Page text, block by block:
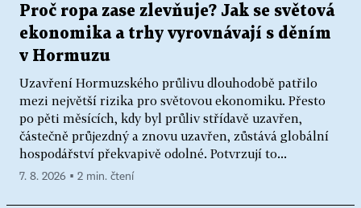
Proč ropa zase zlevňuje? Jak se světová
ekonomika a trhy vyrovnávají s děním
v Hormuzu
Uzavření Hormuzského průlivu dlouhodobě patřilo
mezi největší rizika pro světovou ekonomiku. Přesto
po pěti měsících, kdy byl průliv střídavě uzavřen,
částečně průjezdný a znovu uzavřen, zůstává globální
hospodářství překvapivě odolné. Potvrzují to...
7. 8. 2026 ▪ 2 min. čtení